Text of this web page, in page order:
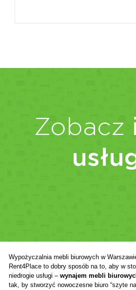
Zobacz
Wypożyczalnia mebli biurowych w
Rent4Place to dobry sposób na to, aby w
niedrogie usługi – wynajem mebli
tak, by stworzyć nowoczesne biuro “szyte